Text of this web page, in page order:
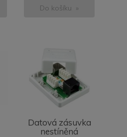
Do košíku »
Datová zásuvka
nestíněná